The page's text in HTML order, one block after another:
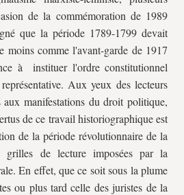
de la commémoration de 1989
que la période 1789-1799 devait
moins comme l'avant-garde de 1917
à instituer l'ordre constitutionnel
Aux yeux des lecteurs
aux manifestations du droit politique,
de ce travail historiographique est
de la période révolutionnaire de la
grilles de lecture imposées par la
En effet, que ce soit sous la plume
ou plus tard celle des juristes de la